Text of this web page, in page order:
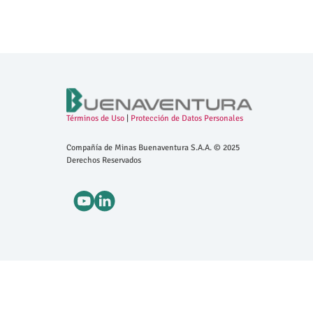
Términos de Uso| Protección de Datos Personales
Compañía de Minas Buenaventura S.A.A. © 2025
Derechos Reservados